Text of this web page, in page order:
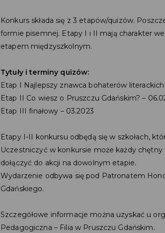
Konkurs składa się z 3 etapów/quizów.
formie pisemnej. Etapy I i II mają charakter
etapem międzyszkolnym.
Tytuły i terminy quizów:
Etap I Najlepszy znawca bohaterów literackich
Etap II Co wiesz o Pruszczu Gdańskim? –
Etap III finałowy – 03.2023
Etapy I-II konkursu odbędą się w szkołach,
Uczestniczyć w konkursie może każdy
dołączyć do akcji na dowolnym etapie.
Wydarzenie odbywa się pod Patronatem
Gdańskiego.
Szczegółowe informacje można uzyskać u
Pedagogiczna – Filia w Pruszczu Gdańskim.